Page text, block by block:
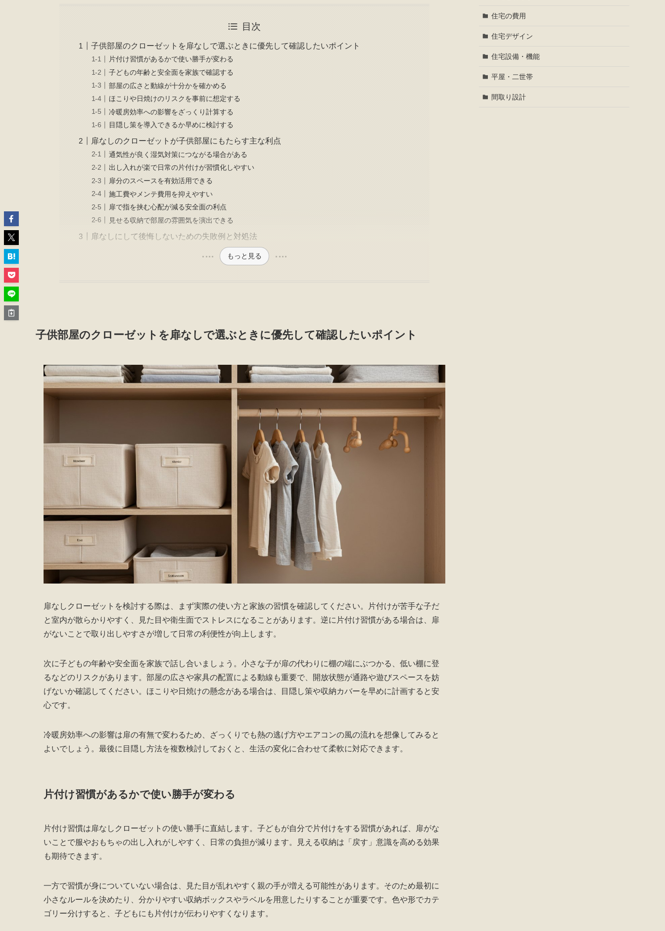
目次
子供部屋のクローゼットを扉なしで選ぶときに優先して確認したいポイント
片付け習慣があるかで使い勝手が変わる
子どもの年齢と安全面を家族で確認する
部屋の広さと動線が十分かを確かめる
ほこりや日焼けのリスクを事前に想定する
冷暖房効率への影響をざっくり計算する
目隠し策を導入できるか早めに検討する
扉なしのクローゼットが子供部屋にもたらす主な利点
通気性が良く湿気対策につながる場合がある
出し入れが楽で日常の片付けが習慣化しやすい
扉分のスペースを有効活用できる
施工費やメンテ費用を抑えやすい
扉で指を挟む心配が減る安全面の利点
見せる収納で部屋の雰囲気を演出できる
扉なしにして後悔しないための失敗例と対処法
もっと見る
子供部屋のクローゼットを扉なしで選ぶときに優先して確認したいポイント
扉なしクローゼットを検討する際は、まず実際の使い方と家族の習慣を確認してください。片付けが苦手な子だ
と室内が散らかりやすく、見た目や衛生面でストレスになることがあります。逆に片付け習慣がある場合は、扉
がないことで取り出しやすさが増して日常の利便性が向上します。
次に子どもの年齢や安全面を家族で話し合いましょう。小さな子が扉の代わりに棚の端にぶつかる、低い棚に登
るなどのリスクがあります。部屋の広さや家具の配置による動線も重要で、開放状態が通路や遊びスペースを妨
げないか確認してください。ほこりや日焼けの懸念がある場合は、目隠し策や収納カバーを早めに計画すると安
心です。
冷暖房効率への影響は扉の有無で変わるため、ざっくりでも熱の逃げ方やエアコンの風の流れを想像してみると
よいでしょう。最後に目隠し方法を複数検討しておくと、生活の変化に合わせて柔軟に対応できます。
片付け習慣があるかで使い勝手が変わる
片付け習慣は扉なしクローゼットの使い勝手に直結します。子どもが自分で片付けをする習慣があれば、扉がな
いことで服やおもちゃの出し入れがしやすく、日常の負担が減ります。見える収納は「戻す」意識を高める効果
も期待できます。
一方で習慣が身についていない場合は、見た目が乱れやすく親の手が増える可能性があります。そのため最初に
小さなルールを決めたり、分かりやすい収納ボックスやラベルを用意したりすることが重要です。色や形でカテ
ゴリー分けすると、子どもにも片付けが伝わりやすくなります。
住宅の費用
住宅デザイン
住宅設備・機能
平屋・二世帯
間取り設計